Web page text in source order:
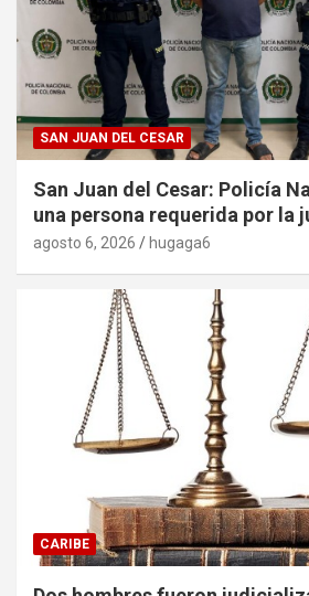
SAN JUAN DEL CESAR
San Juan del Cesar: Policía
una persona requerida por la
agosto 6, 2026 hugaga6
CARIBE